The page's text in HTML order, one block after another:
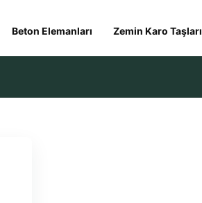
Beton Elemanları Zemin Karo Taşları